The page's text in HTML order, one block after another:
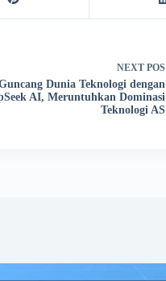
NEXT POS
Dunia Teknologi dengan
AI, Meruntuhkan Dominasi
Teknologi AS